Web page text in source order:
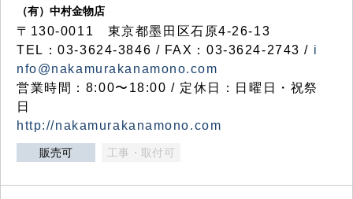
（有）中村金物店
〒130-0011 東京都墨田区石原4-26-13
TEL：03-3624-3846 / FAX：03-3624-2743 / i
nfo@nakamurakanamono.com
営業時間：8:00〜18:00 / 定休日：日曜日・祝祭
日
http://nakamurakanamono.com
販売可 工事・取付可